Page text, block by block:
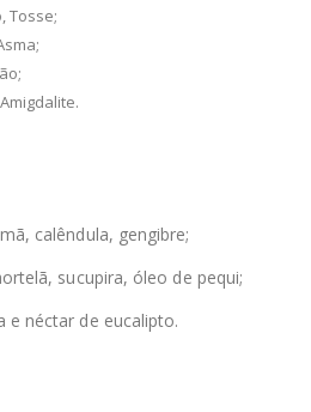
Tosse;
calêndula, gengibre;
sucupira, óleo de pequi;
e néctar de eucalipto.